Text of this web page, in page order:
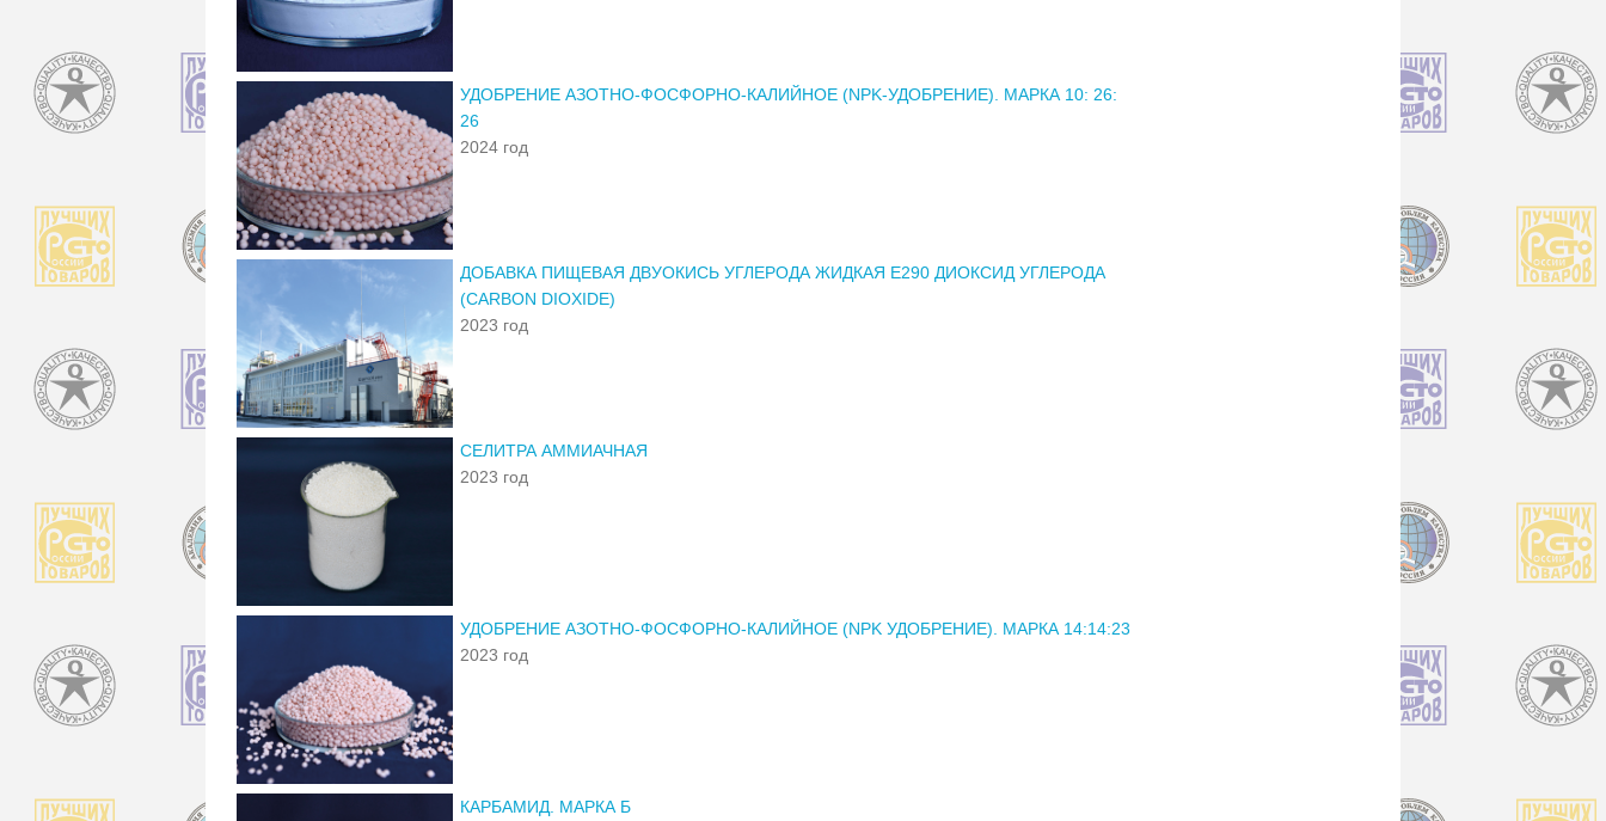
УДОБРЕНИЕ АЗОТНО-ФОСФОРНО-КАЛИЙНОЕ (NPK-УДОБРЕНИЕ). МАРКА 10: 26:
26
2024 год
ДОБАВКА ПИЩЕВАЯ ДВУОКИСЬ УГЛЕРОДА ЖИДКАЯ Е290 ДИОКСИД УГЛЕРОДА
(CARBON DIOXIDE)
2023 год
СЕЛИТРА АММИАЧНАЯ
2023 год
УДОБРЕНИЕ АЗОТНО-ФОСФОРНО-КАЛИЙНОЕ (NPK УДОБРЕНИЕ). МАРКА 14:14:23
2023 год
КАРБАМИД. МАРКА Б